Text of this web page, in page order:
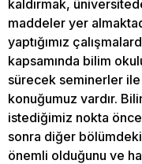
kaldırmak,
maddeler yer
yaptığımız
kapsamında bilim
sürecek seminerler ile
konuğumuz vardır.
istediğimiz nokta
sonra diğer
önemli olduğunu ve